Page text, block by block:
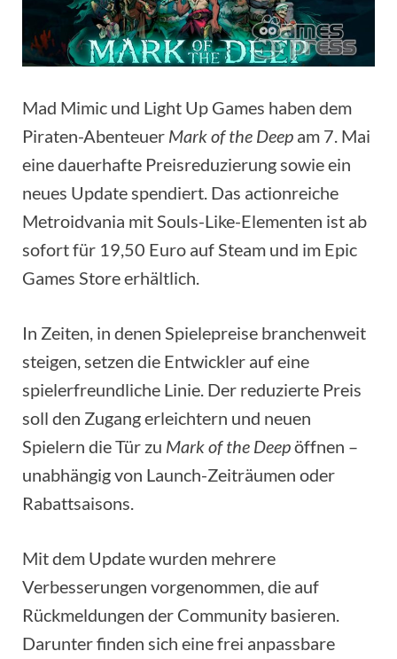
Mad Mimic und Light Up Games haben dem
Piraten-Abenteuer Mark of the Deep am 7. Mai
eine dauerhafte Preisreduzierung sowie ein
neues Update spendiert. Das actionreiche
Metroidvania mit Souls-Like-Elementen ist ab
sofort für 19,50 Euro auf Steam und im Epic
Games Store erhältlich.
In Zeiten, in denen Spielepreise branchenweit
steigen, setzen die Entwickler auf eine
spielerfreundliche Linie. Der reduzierte Preis
soll den Zugang erleichtern und neuen
Spielern die Tür zu Mark of the Deepöffnen –
unabhängig von Launch-Zeiträumen oder
Rabattsaisons.
Mit dem Update wurden mehrere
Verbesserungen vorgenommen, die auf
Rückmeldungen der Community basieren.
Darunter finden sich eine frei anpassbare